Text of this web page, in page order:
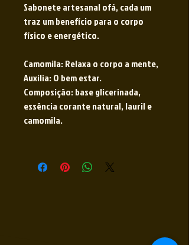
Sabonete artesanal ofá, cada um
traz um benefício para o corpo
físico e energético.
Camomila: Relaxa o corpo a mente,
Auxilia: O bem estar.
Composição: base glicerinada,
essência corante natural, lauril e
camomila.